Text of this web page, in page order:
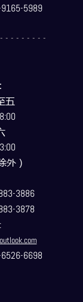
5989
- - - - - - - -
:
五
外）
3886
3878
:
6698